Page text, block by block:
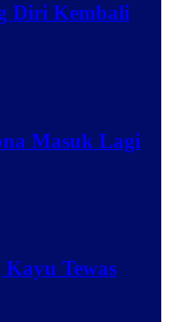
Diri Kembali
Masuk Lagi
Tewas